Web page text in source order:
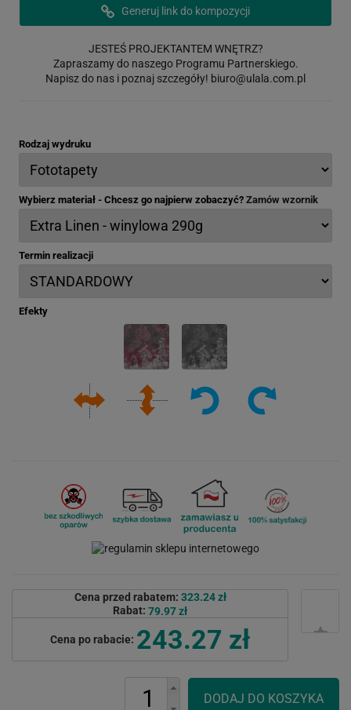
Generuj link do kompozycji
JESTEŚ PROJEKTANTEM WNĘTRZ?
Zapraszamy do naszego Programu Partnerskiego.
Napisz do nas i poznaj szczegóły! biuro@ulala.com.pl
Rodzaj wydruku
Wybierz materiał - Chcesz go najpierw zobaczyć? Zamów wzornik
Termin realizacji
Efekty
Cena przed rabatem: 323.24 zł
Rabat: 79.97 zł
Cena po rabacie: 243.27 zł